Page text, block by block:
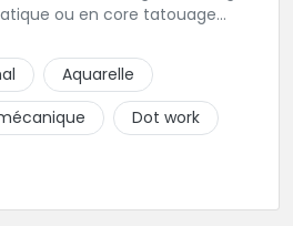
ou en core tatouage
vous ressemble.
Aquarelle
Dot work